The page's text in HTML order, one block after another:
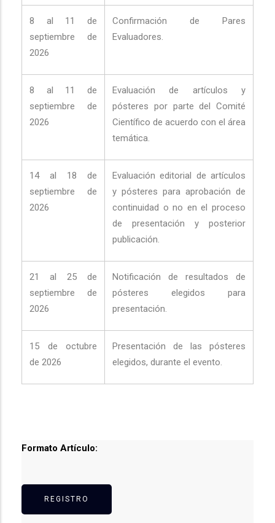
8 al 11 de
septiembre de
2026
Confirmación de Pares
Evaluadores.
8 al 11 de
septiembre de
2026
Evaluación de artículos y
pósteres por parte del Comité
Científico de acuerdo con el área
temática.
14 al 18 de
septiembre de
2026
Evaluación editorial de artículos
y pósteres para aprobación de
continuidad o no en el proceso
de presentación y posterior
publicación.
21 al 25 de
septiembre de
2026
Notificación de resultados de
pósteres elegidos para
presentación.
15 de octubre
de 2026
Presentación de las pósteres
elegidos, durante el evento.
Formato Artículo:
REGISTRO